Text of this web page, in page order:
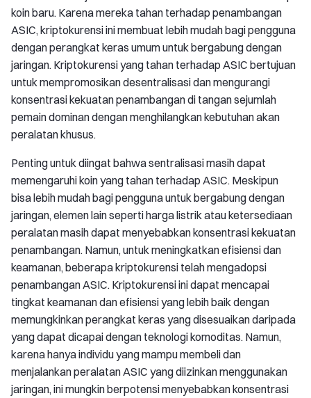
koin baru. Karena mereka tahan terhadap penambangan
ASIC, kriptokurensi ini membuat lebih mudah bagi pengguna
dengan perangkat keras umum untuk bergabung dengan
jaringan. Kriptokurensi yang tahan terhadap ASIC bertujuan
untuk mempromosikan desentralisasi dan mengurangi
konsentrasi kekuatan penambangan di tangan sejumlah
pemain dominan dengan menghilangkan kebutuhan akan
peralatan khusus.
Penting untuk diingat bahwa sentralisasi masih dapat
memengaruhi koin yang tahan terhadap ASIC. Meskipun
bisa lebih mudah bagi pengguna untuk bergabung dengan
jaringan, elemen lain seperti harga listrik atau ketersediaan
peralatan masih dapat menyebabkan konsentrasi kekuatan
penambangan. Namun, untuk meningkatkan efisiensi dan
keamanan, beberapa kriptokurensi telah mengadopsi
penambangan ASIC. Kriptokurensi ini dapat mencapai
tingkat keamanan dan efisiensi yang lebih baik dengan
memungkinkan perangkat keras yang disesuaikan daripada
yang dapat dicapai dengan teknologi komoditas. Namun,
karena hanya individu yang mampu membeli dan
menjalankan peralatan ASIC yang diizinkan menggunakan
jaringan, ini mungkin berpotensi menyebabkan konsentrasi